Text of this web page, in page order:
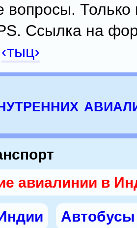
вопросы.
Ссылка на
‹тыц›
авиалинии в